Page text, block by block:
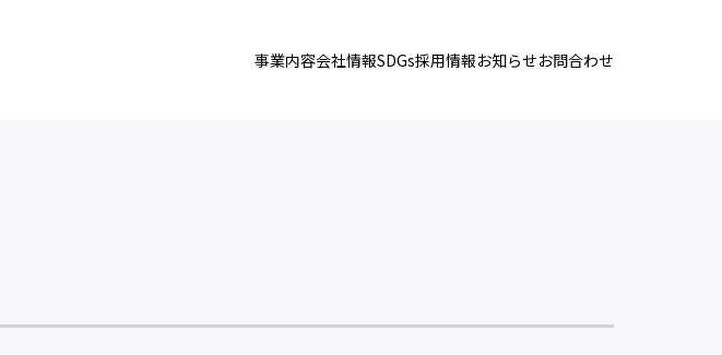
事業内容会社情報SDGs採用情報お知らせお問合わせ